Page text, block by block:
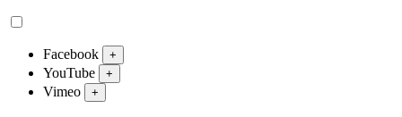
Facebook +
YouTube +
Vimeo +